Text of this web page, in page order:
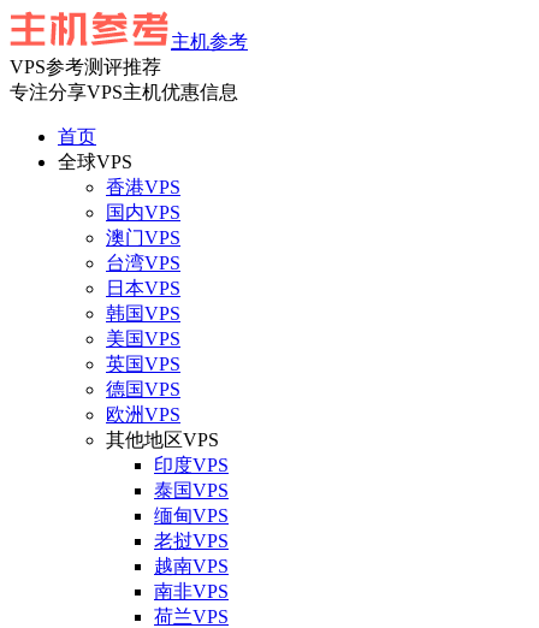
主机参考
VPS参考测评推荐
专注分享VPS主机优惠信息
首页
全球VPS
香港VPS
国内VPS
澳门VPS
台湾VPS
日本VPS
韩国VPS
美国VPS
英国VPS
德国VPS
欧洲VPS
其他地区VPS
印度VPS
泰国VPS
缅甸VPS
老挝VPS
越南VPS
南非VPS
荷兰VPS